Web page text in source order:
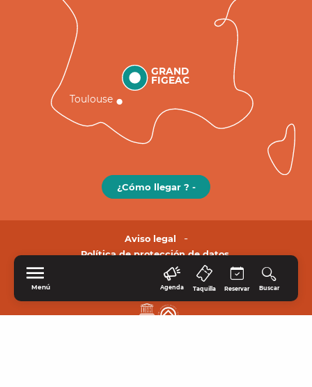
Menú Agenda Taquilla Reservar Buscar
GRAND
FIGEAC
Toulouse
¿Cómo llegar ? -
Aviso legal
Política de protección de datos.